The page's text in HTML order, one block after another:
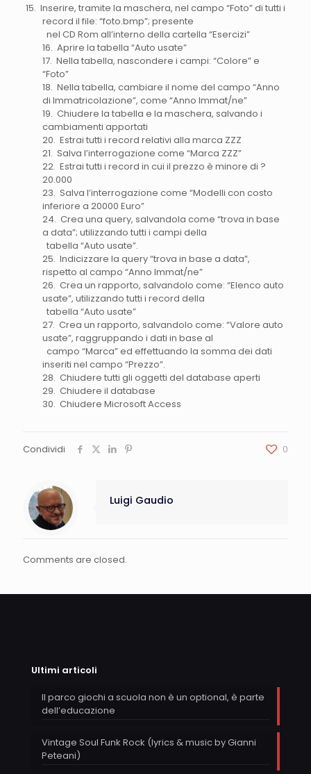
15. Inserire, tramite la maschera, nel campo “Foto” di tutti i
record il file: “foto.bmp”; presente
nel CD Rom all’interno della cartella “Esercizi”
16. Aprire la tabella “Auto usate”
17. Nella tabella, nascondere i campi: “Colore” e
“Foto”
18. Nella tabella, cambiare il nome del campo “Anno
di Immatricolazione”, come “Anno Immat/ne”
19. Chiudere la tabella e la maschera, salvando i
cambiamenti apportati
20. Estrai tutti i record relativi alla marca ZZZ
21. Salva l’interrogazione come “Marca ZZZ”
22. Estrai tutti i record in cui il prezzo è minore di ?
20.000
23. Salva l’interrogazione come “Modelli con costo
inferiore a 20000 Euro”
24. Crea una query, salvandola come “trova in base
a data”; utilizzando tutti i campi della
tabella “Auto usate”.
25. Indicizzare la query “trova in base a data”,
rispetto al campo “Anno Immat/ne”
26. Crea un rapporto, salvandolo come: “Elenco auto
usate”, utilizzando tutti i record della
tabella “Auto usate”
27. Crea un rapporto, salvandolo come: “Valore auto
usate”, raggruppando i dati in base al
campo “Marca” ed effettuando la somma dei dati
inseriti nel campo “Prezzo”.
28. Chiudere tutti gli oggetti del database aperti
29. Chiudere il database
30. Chiudere Microsoft Access
Condividi 0
Luigi Gaudio
Comments are closed.
Ultimi articoli
Il parco giochi a scuola non è un optional, è parte
dell’educazione
Vintage Soul Funk Rock (lyrics & music by Gianni
Peteani)